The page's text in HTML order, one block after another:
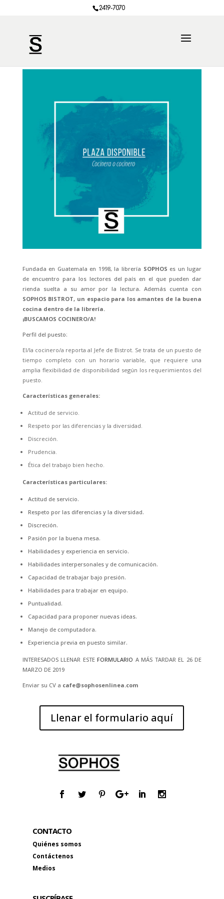
2419-7070
Fundada en Guatemala en 1998, la librería SOPHOS es un lugar
de encuentro para los lectores del país en el que pueden dar
rienda suelta a su amor por la lectura. Además cuenta con
SOPHOS BISTROT, un espacio para los amantes de la buena
cocina dentro de la librería.
¡BUSCAMOS COCINERO/A!
Perfil del puesto:
El/la cocinero/a reporta al Jefe de Bistrot. Se trata de un puesto de
tiempo completo con un horario variable, que requiere una
amplia flexibilidad de disponibilidad según los requerimientos del
puesto.
Características generales:
Actitud de servicio.
Respeto por las diferencias y la diversidad.
Discreción.
Prudencia.
Ética del trabajo bien hecho.
Características particulares:
Actitud de servicio.
Respeto por las diferencias y la diversidad.
Discreción.
Pasión por la buena mesa.
Habilidades y experiencia en servicio.
Habilidades interpersonales y de comunicación.
Capacidad de trabajar bajo presión.
Habilidades para trabajar en equipo.
Puntualidad.
Capacidad para proponer nuevas ideas.
Manejo de computadora.
Experiencia previa en puesto similar.
INTERESADOS LLENAR ESTEFORMULARIO A MÁS TARDAR EL 26 DE
MARZO DE 2019
Enviar su CV a cafe@sophosenlinea.com
Llenar el formulario aquí
CONTACTO
Quiénes somos
Contáctenos
Medios